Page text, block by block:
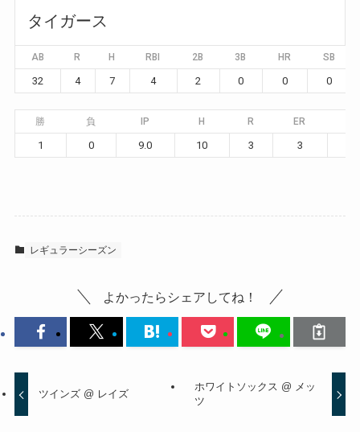
タイガース
AB R H RBI 2B 3B HR SB
32 4 7 4 2 0 0 0
勝 負 IP H R ER
1 0 9.0 10 3 3
レギュラーシーズン
よかったらシェアしてね！
ツインズ @ レイズ
ホワイトソックス @ メッ
ツ